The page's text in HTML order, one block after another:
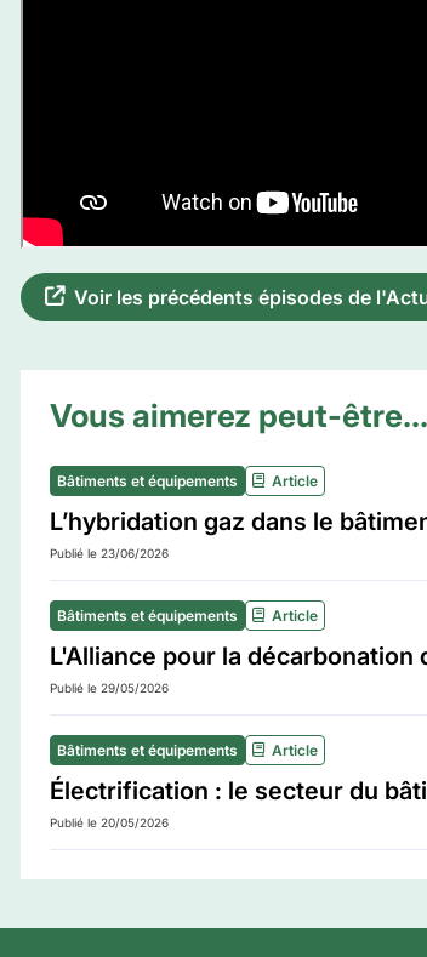
Voir les précédents épisodes de
Vous aimerez peut-être...
Bâtiments et équipements Article
L’hybridation gaz dans le
Publié le 23/06/2026
Bâtiments et équipements Article
L'Alliance pour la
Publié le 29/05/2026
Bâtiments et équipements Article
Électrification : le secteur du
Publié le 20/05/2026